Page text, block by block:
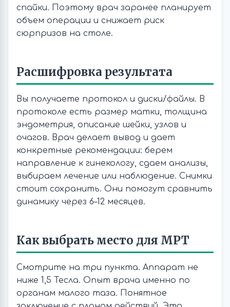
спайки. Поэтому врач заранее планирует
объем операции и снижает риск
сюрпризов на столе.
Расшифровка результата
Вы получаете протокол и диски/файлы. В
протоколе есть размер матки, толщина
эндометрия, описание шейки, узлов и
очагов. Врач делает вывод и дает
конкретные рекомендации: берем
направление к гинекологу, сдаем анализы,
выбираем лечение или наблюдение. Снимки
стоит сохранить. Они помогут сравнить
динамику через 6–12 месяцев.
Как выбрать место для МРТ
Смотрите на три пункта. Аппарат не
ниже 1,5 Тесла. Опыт врача именно по
органам малого таза. Понятное